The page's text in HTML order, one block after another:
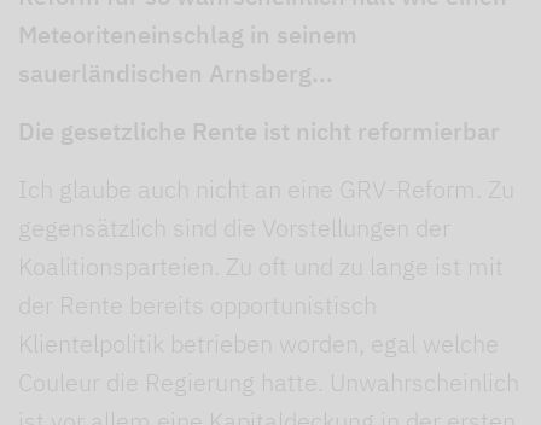
Meteoriteneinschlag in seinem
sauerländischen Arnsberg...
Die gesetzliche Rente ist nicht reformierbar
Ich glaube auch nicht an eine GRV-Reform. Zu
gegensätzlich sind die Vorstellungen der
Koalitionsparteien. Zu oft und zu lange ist mit
der Rente bereits opportunistisch
Klientelpolitik betrieben worden, egal welche
Couleur die Regierung hatte. Unwahrscheinlich